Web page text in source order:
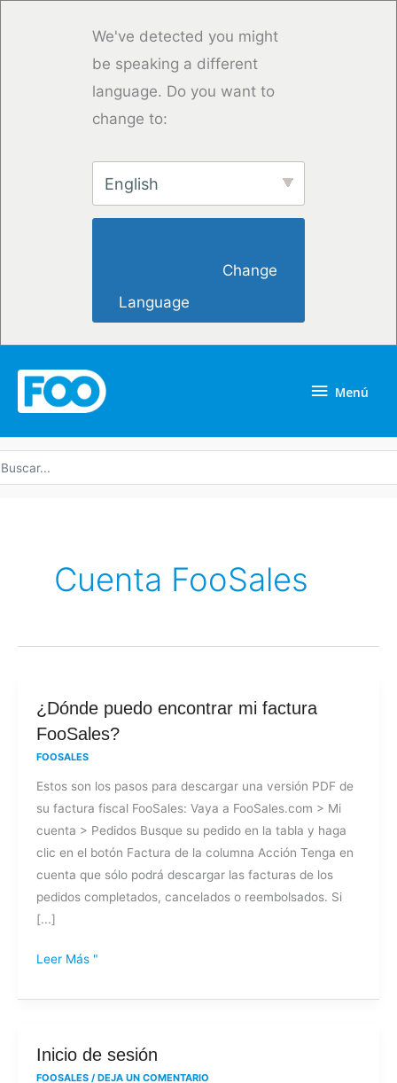
We've detected you might
be speaking a different
language. Do you want to
change to:
English
Language
Menú
Cuenta FooSales
¿Dónde puedo encontrar mi factura
FooSales?
FOOSALES
Estos son los pasos para descargar una versión PDF de
su factura fiscal FooSales: Vaya a FooSales.com > Mi
cuenta > Pedidos Busque su pedido en la tabla y haga
clic en el botón Factura de la columna Acción Tenga en
cuenta que sólo podrá descargar las facturas de los
pedidos completados, cancelados o reembolsados. Si
[...]
¿Dónde
puedo
factura
FooSales?
Leer Más "
Inicio de sesión
FOOSALES / DEJA UN COMENTARIO
Inicio
de